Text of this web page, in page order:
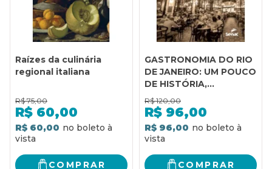
Raízes da culinária
regional italiana
R$ 75,00
R$ 60,00
R$ 60,00
COMPRAR
GASTRONOMIA DO RIO
DE JANEIRO: UM POUCO
DE HISTÓRIA,
TRAJETÓRIAS E
SABERES
R$ 120,00
R$ 96,00
R$ 96,00
COMPRAR